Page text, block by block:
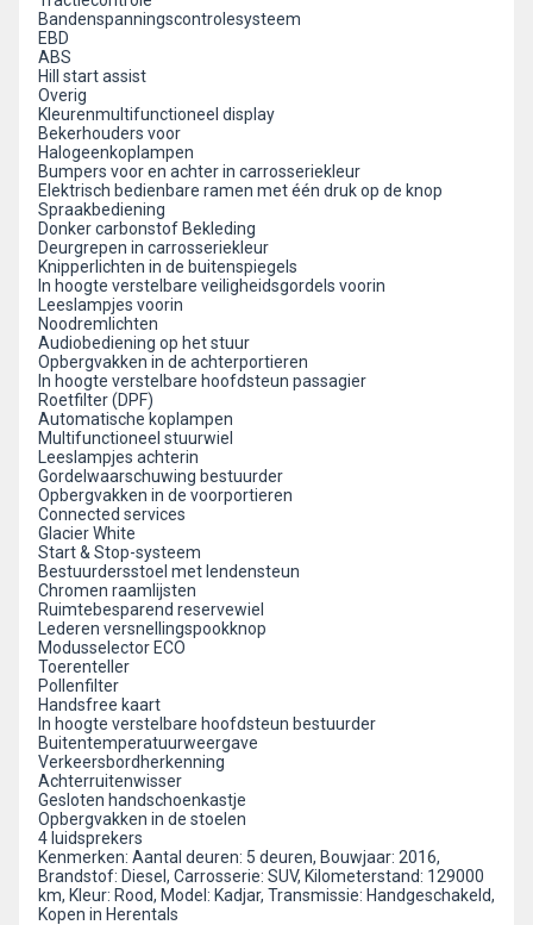
Bandenspanningscontrolesysteem
EBD
ABS
Hill start assist
Overig
Kleurenmultifunctioneel display
Bekerhouders voor
Halogeenkoplampen
Bumpers voor en achter in carrosseriekleur
Elektrisch bedienbare ramen met één druk op de knop
Spraakbediening
Donker carbonstof Bekleding
Deurgrepen in carrosseriekleur
Knipperlichten in de buitenspiegels
In hoogte verstelbare veiligheidsgordels voorin
Leeslampjes voorin
Noodremlichten
Audiobediening op het stuur
Opbergvakken in de achterportieren
In hoogte verstelbare hoofdsteun passagier
Roetfilter (DPF)
Automatische koplampen
Multifunctioneel stuurwiel
Leeslampjes achterin
Gordelwaarschuwing bestuurder
Opbergvakken in de voorportieren
Connected services
Glacier White
Start & Stop-systeem
Bestuurdersstoel met lendensteun
Chromen raamlijsten
Ruimtebesparend reservewiel
Lederen versnellingspookknop
Modusselector ECO
Toerenteller
Pollenfilter
Handsfree kaart
In hoogte verstelbare hoofdsteun bestuurder
Buitentemperatuurweergave
Verkeersbordherkenning
Achterruitenwisser
Gesloten handschoenkastje
Opbergvakken in de stoelen
4 luidsprekers
Kenmerken: Aantal deuren: 5 deuren, Bouwjaar: 2016,
Brandstof: Diesel, Carrosserie: SUV, Kilometerstand: 129000
km, Kleur: Rood, Model: Kadjar, Transmissie: Handgeschakeld,
Kopen in Herentals